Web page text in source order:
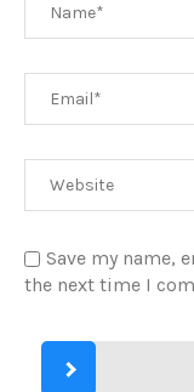
Save my name,
the next time I